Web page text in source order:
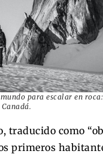
para escalar en
traducido como
primeros